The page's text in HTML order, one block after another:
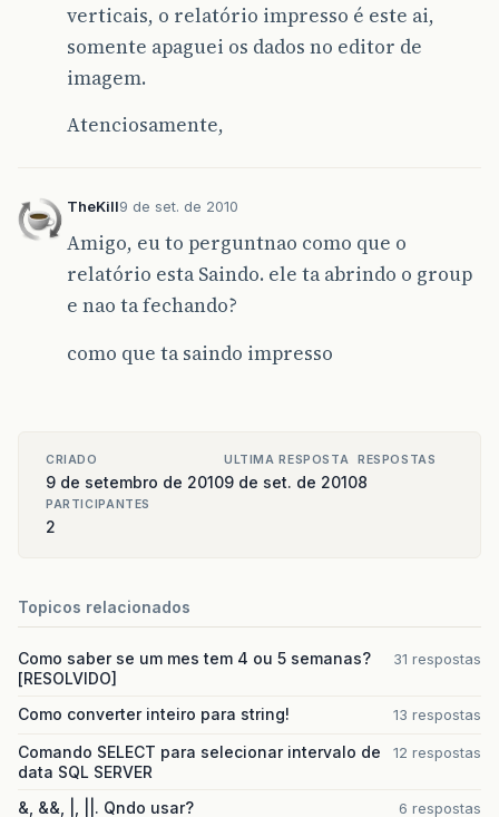
verticais, o relatório impresso é este ai,
somente apaguei os dados no editor de
imagem.
Atenciosamente,
TheKill9 de set. de 2010
Amigo, eu to perguntnao como que o
relatório esta Saindo. ele ta abrindo o group
e nao ta fechando?
como que ta saindo impresso
CRIADO
9 de setembro de 2010
ULTIMA RESPOSTA
9 de set. de 2010
RESPOSTAS
8
PARTICIPANTES
2
Topicos relacionados
Como saber se um mes tem 4 ou 5 semanas?
[RESOLVIDO]
31 respostas
Como converter inteiro para string! 13 respostas
Comando SELECT para selecionar intervalo de
data SQL SERVER
12 respostas
&, &&, |, ||. Qndo usar? 6 respostas